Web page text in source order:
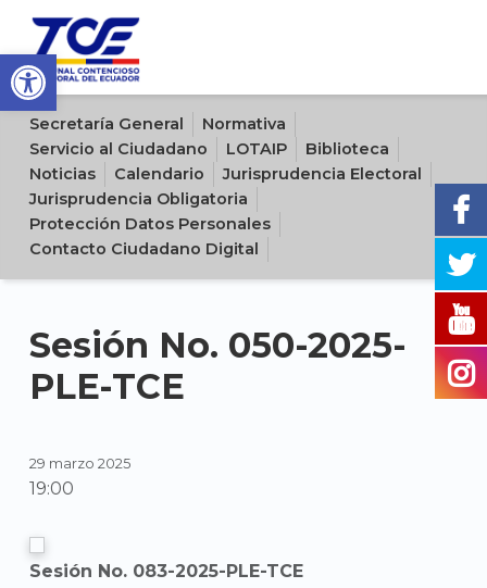
Open toolbar
Sitio oficial del Tribunal Contencioso Electoral del Ecuador
Secretaría General
Normativa
Servicio al Ciudadano
LOTAIP
Biblioteca
Noticias
Calendario
Jurisprudencia Electoral
Jurisprudencia Obligatoria
Protección Datos Personales
Contacto Ciudadano Digital
Sesión No. 050-2025-
PLE-TCE
29 marzo 2025
19:00
Sesión No. 083-2025-PLE-TCE